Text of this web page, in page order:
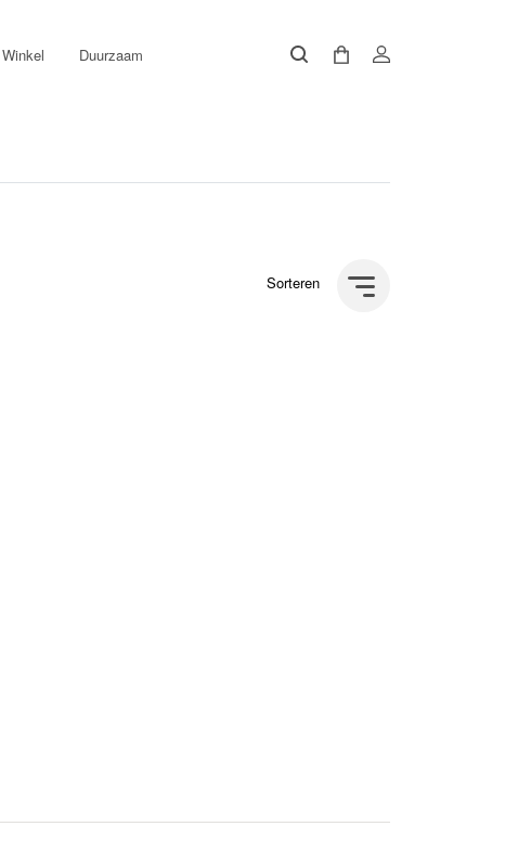
Winkel Duurzaam
Sorteren